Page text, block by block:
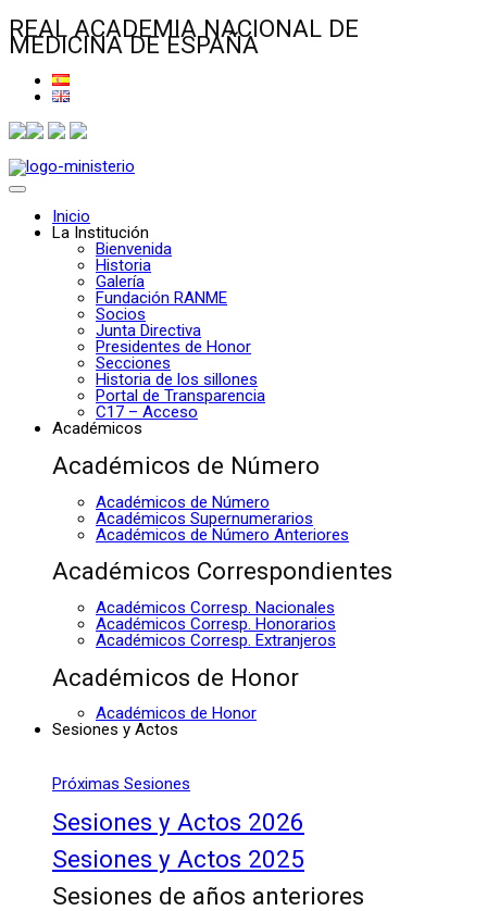
REAL ACADEMIA NACIONAL DE
MEDICINA DE ESPAÑA
Inicio
La Institución
Bienvenida
Historia
Galería
Fundación RANME
Socios
Junta Directiva
Presidentes de Honor
Secciones
Historia de los sillones
Portal de Transparencia
C17 – Acceso
Académicos
Académicos de Número
Académicos de Número
Académicos Supernumerarios
Académicos de Número Anteriores
Académicos Correspondientes
Académicos Corresp. Nacionales
Académicos Corresp. Honorarios
Académicos Corresp. Extranjeros
Académicos de Honor
Académicos de Honor
Sesiones y Actos
Próximas Sesiones
Sesiones y Actos 2026
Sesiones y Actos 2025
Sesiones de años anteriores